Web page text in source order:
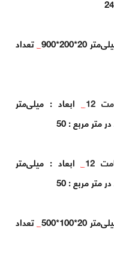
_تعداد
12
_ ابعاد : میلی‌متر
متر مربع : 50
12
_ابعاد : میلی‌متر
متر مربع : 50
_تعداد